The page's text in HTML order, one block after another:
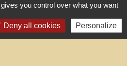
par formulaire
you control over what you want
Deny all cookies Personalize